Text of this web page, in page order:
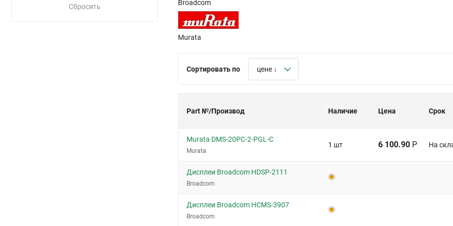
Сбросить Broadcom
Murata
Сортировать по цене ↓
Part №/Производ Наличие Цена Срок
Murata DMS-20PC-2-PGL-C
Murata
1 шт 6 100.90 Р На
Дисплеи Broadcom HDSP-2111
Broadcom
Дисплеи Broadcom HCMS-3907
Broadcom